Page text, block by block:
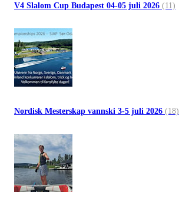
V4 Slalom Cup Budapest 04-05 juli 2026 (11)
Nordisk Mesterskap vannski 3-5 juli 2026 (18)